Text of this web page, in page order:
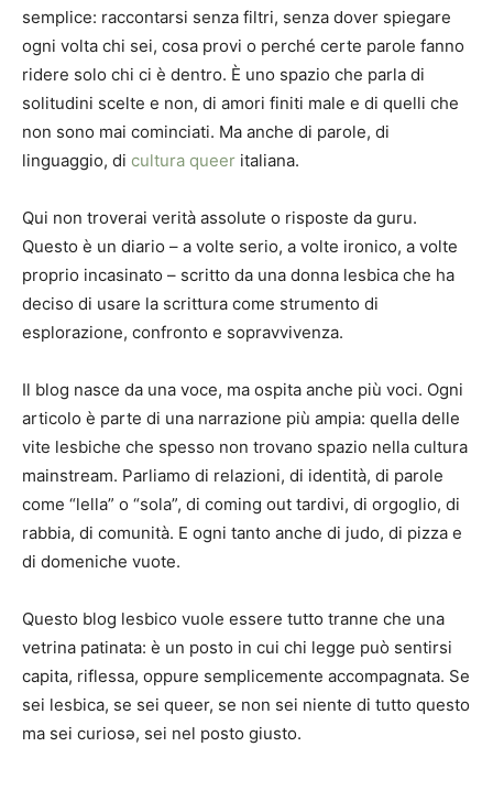
semplice: raccontarsi senza filtri, senza dover spiegare
ogni volta chi sei, cosa provi o perché certe parole fanno
ridere solo chi ci è dentro. È uno spazio che parla di
solitudini scelte e non, di amori finiti male e di quelli che
non sono mai cominciati. Ma anche di parole, di
linguaggio, di cultura queer italiana.
Qui non troverai verità assolute o risposte da guru.
Questo è un diario – a volte serio, a volte ironico, a volte
proprio incasinato – scritto da una donna lesbica che ha
deciso di usare la scrittura come strumento di
esplorazione, confronto e sopravvivenza.
Il blog nasce da una voce, ma ospita anche più voci. Ogni
articolo è parte di una narrazione più ampia: quella delle
vite lesbiche che spesso non trovano spazio nella cultura
mainstream. Parliamo di relazioni, di identità, di parole
come “lella” o “sola”, di coming out tardivi, di orgoglio, di
rabbia, di comunità. E ogni tanto anche di judo, di pizza e
di domeniche vuote.
Questo blog lesbico vuole essere tutto tranne che una
vetrina patinata: è un posto in cui chi legge può sentirsi
capita, riflessa, oppure semplicemente accompagnata. Se
sei lesbica, se sei queer, se non sei niente di tutto questo
ma sei curiosə, sei nel posto giusto.